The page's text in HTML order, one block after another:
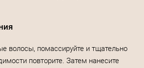
волосы, помассируйте и тщательно
повторите. Затем нанесите